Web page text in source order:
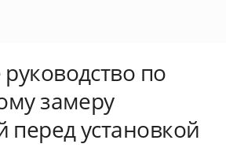
по
замеру
установкой